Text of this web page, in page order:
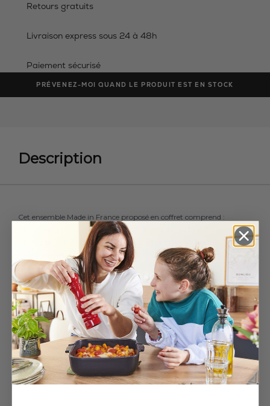
Retours gratuits
Livraison express sous 24 à 48h
Paiement sécurisé
PRÉVENEZ-MOI QUAND LE PRODUIT EST EN STOCK
Description
Cet ensemble Made in France proposé en coffret comprend :
- 1 moulin à poivre en bois Paris u'Select laqué ardoise 18 cm
- 1 moulin à sel en bois Paris u'Select laqué ivoire 18 cm
- 1 entonnoir inox
- 1 sachet échantillon de poivre et de sel
La référence des chefs pour un assaisonnement parfait à la maison.
A offrir ou à s’offrir